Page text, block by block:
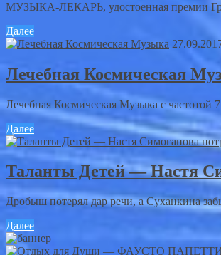
МУЗЫКА-ЛЕКАРЬ, удостоенная премии
Далее
Лечебная Космическая
Лечебная Космическая Музыка с
Далее
Таланты Детей — Настя
Дробыш потерял дар речи, а Суханкина
Далее